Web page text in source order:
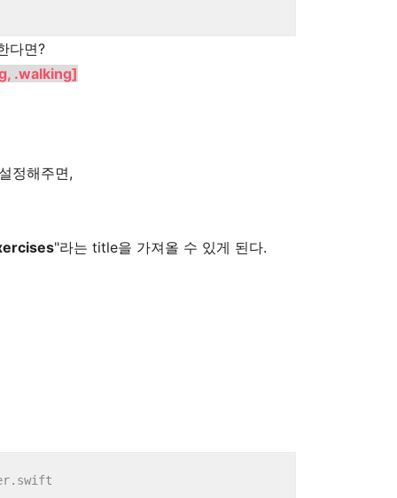
다면?
.walking]
정해주면,
"라는 title을 가져올 수 있게 된다.